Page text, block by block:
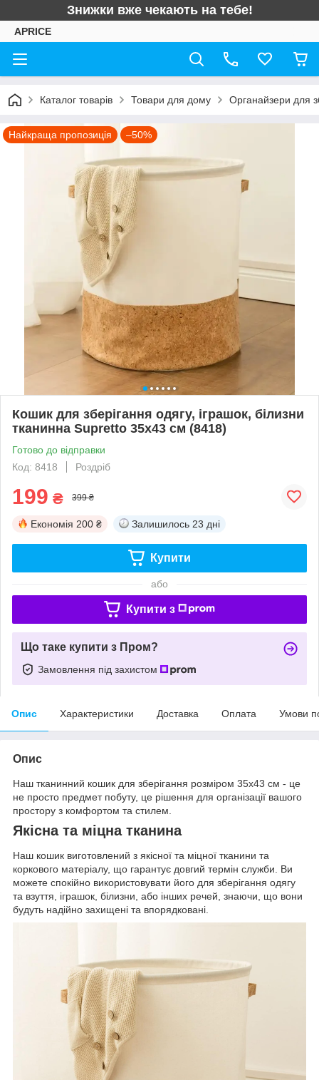
Знижки вже чекають на тебе!
APRICE
Каталог товарів Товари для дому Органайзери для
Найкраща пропозиція –50%
Кошик для зберігання одягу, іграшок, білизни
тканинна Supretto 35х43 см (8418)
Готово до відправки
Код: 8418
Роздріб
199 ₴ 399 ₴
Економія 200 ₴ Залишилось 23 дні
Купити
або
Купити з
Що таке купити з Пром?
Замовлення під захистом
Опис Характеристики Доставка Оплата Умови
Опис
Наш тканинний кошик для зберігання розміром 35х43 см - це
не просто предмет побуту, це рішення для організації вашого
простору з комфортом та стилем.
Якісна та міцна тканина
Наш кошик виготовлений з якісної та міцної тканини та
коркового матеріалу, що гарантує довгий термін служби. Ви
можете спокійно використовувати його для зберігання одягу
та взуття, іграшок, білизни, або інших речей, знаючи, що вони
будуть надійно захищені та впорядковані.